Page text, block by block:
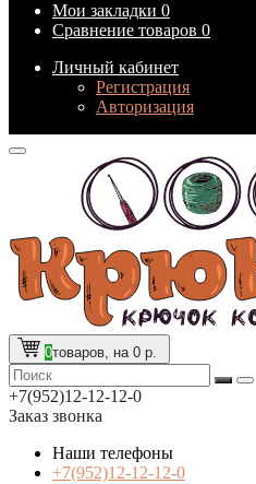
Мои закладки 0
Сравнение товаров 0
Личный кабинет
Регистрация
Авторизация
0товаров, на 0 р.
+7(952)12-12-12-0
Заказ звонка
Наши телефоны
+7(952)12-12-12-0